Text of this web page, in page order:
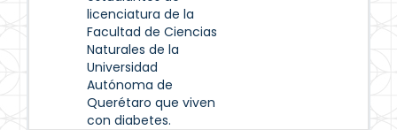
licenciatura de la
Facultad de Ciencias
Naturales de la
Universidad
Autónoma de
Querétaro que viven
con diabetes.